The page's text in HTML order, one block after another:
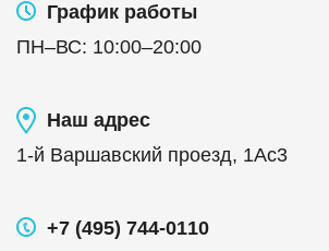
График работы
ПН–ВС: 10:00–20:00
Наш адрес
1-й Варшавский проезд, 1Ас3
+7 (495) 744-0110